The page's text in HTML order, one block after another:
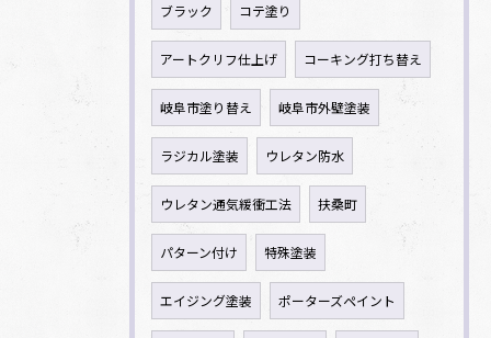
ブラック コテ塗り
アートクリフ仕上げ コーキング打ち替え
岐阜市塗り替え 岐阜市外壁塗装
ラジカル塗装 ウレタン防水
ウレタン通気緩衝工法 扶桑町
パターン付け 特殊塗装
エイジング塗装 ポーターズペイント